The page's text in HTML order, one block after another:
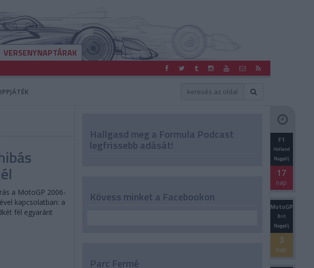
VERSENYNAPTÁRAK
a MotoGP 2006-
kapcsolatban: a
fél egyaránt
Hallgasd meg a Formula Podcast
legfrissebb adását! F1
Holland
Nagydíj
17
nap
MotoGP
Brit
Nagydíj
3
nap
Kövess minket a Facebookon
Parc Fermé